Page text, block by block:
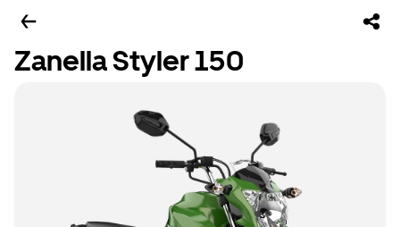
Zanella Styler 150